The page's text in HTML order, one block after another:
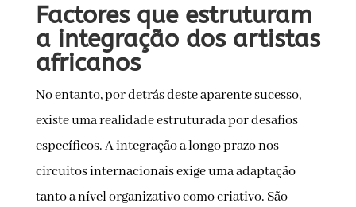
Factores que estruturam
a integração dos artistas
africanos
No entanto, por detrás deste aparente sucesso,
existe uma realidade estruturada por desafios
específicos. A integração a longo prazo nos
circuitos internacionais exige uma adaptação
tanto a nível organizativo como criativo. São